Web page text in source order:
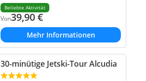
Beliebte Aktivität
Von39,90€
Mehr Informationen
30-minütige Jetski-Tour Alcudia